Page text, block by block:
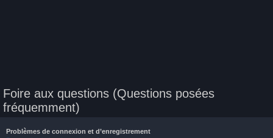
Foire aux questions (Questions posées
fréquemment)
Problèmes de connexion et d’enregistrement